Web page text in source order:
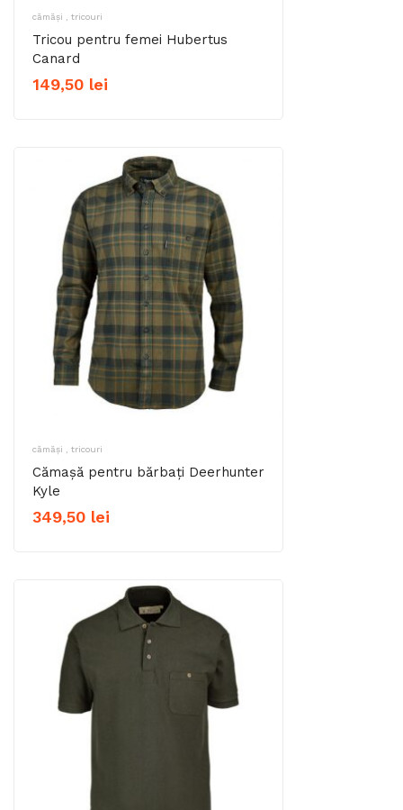
cămăși , tricouri
Tricou pentru femei Hubertus
Canard
149,50 lei
cămăși , tricouri
Cămașă pentru bărbați Deerhunter
Kyle
349,50 lei